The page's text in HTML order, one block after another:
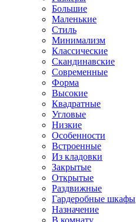
Большие
Маленькие
Стиль
Минимализм
Классические
Скандинавские
Современные
Форма
Высокие
Квадратные
Угловые
Низкие
Особенности
Встроенные
Из кладовки
Закрытые
Открытые
Раздвижные
Гардеробные шкафы
Назначение
В комнату